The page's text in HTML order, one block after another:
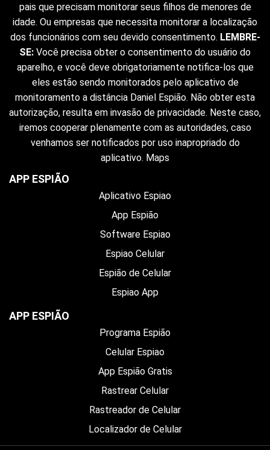
pais que precisam monitorar seus filhos de menores de
idade. Ou empresas que necessita monitorar a localização
dos funcionários com seu devido consentimento. LEMBRE-
SE: Você precisa obter o consentimento do usuário do
aparelho, e você deve obrigatoriamente notifica-los que
eles estão sendo monitorados pelo aplicativo de
monitoramento a distância Daniel Espião. Não obter esta
autorização, resulta em invasão de privacidade. Neste caso,
iremos cooperar plenamente com as autoridades, caso
venhamos ser notificados por uso inapropriado do
aplicativo. Maps
APP ESPIÃO
Aplicativo Espiao
App Espião
Software Espiao
Espiao Celular
Espião de Celular
Espiao App
APP ESPIÃO
Programa Espião
Celular Espiao
App Espião Gratis
Rastrear Celular
Rastreador de Celular
Localizador de Celular